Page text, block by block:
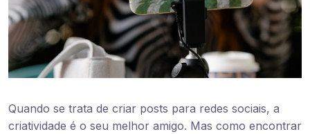
Quando se trata de criar posts para redes sociais, a
criatividade é o seu melhor amigo. Mas como encontrar